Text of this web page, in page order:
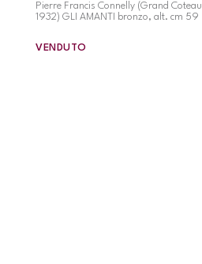
Pierre Francis Connelly (Grand
1932) GLI AMANTI bronzo, alt. cm
VENDUTO